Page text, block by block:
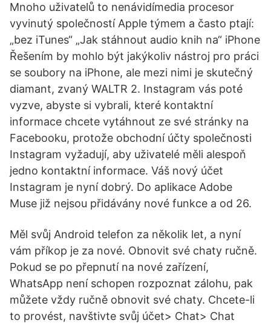
Mnoho uživatelů to nenávidímedia procesor
vyvinutý společností Apple týmem a často ptají:
„bez iTunes“ „Jak stáhnout audio knih na“ iPhone
Řešením by mohlo být jakýkoliv nástroj pro práci
se soubory na iPhone, ale mezi nimi je skutečný
diamant, zvaný WALTR 2. Instagram vás poté
vyzve, abyste si vybrali, které kontaktní
informace chcete vytáhnout ze své stránky na
Facebooku, protože obchodní účty společnosti
Instagram vyžadují, aby uživatelé měli alespoň
jedno kontaktní informace. Váš nový účet
Instagram je nyní dobrý. Do aplikace Adobe
Muse již nejsou přidávány nové funkce a od 26.
Měl svůj Android telefon za několik let, a nyní
vám příkop je za nové. Obnovit své chaty ručně.
Pokud se po přepnutí na nové zařízení,
WhatsApp není schopen rozpoznat zálohu, pak
můžete vždy ručně obnovit své chaty. Chcete-li
to provést, navštivte svůj účet> Chat> Chat